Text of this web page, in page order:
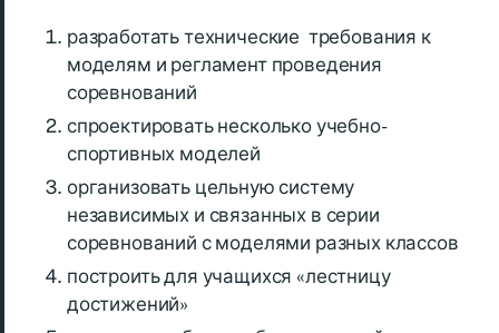
разработать технические требования к
моделям и регламент проведения
соревнований
спроектировать несколько учебно-
спортивных моделей
организовать цельную систему
независимых и связанных в серии
соревнований с моделями разных классов
построить для учащихся «лестницу
достижений»